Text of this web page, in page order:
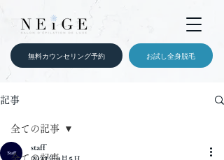
無料カウンセリング予約 お試し全身脱毛
記事
全ての記事
全ての記事
staff